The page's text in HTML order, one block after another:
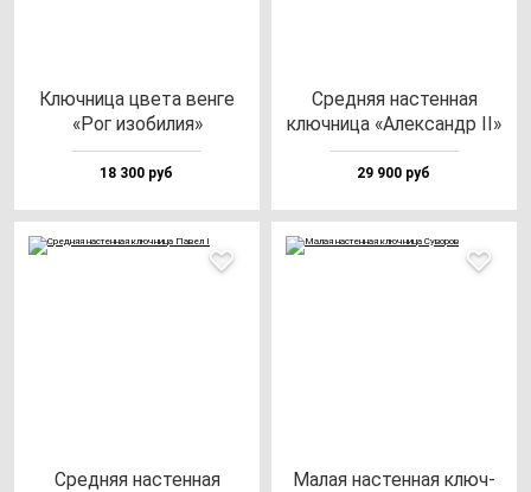
Ключ­ни­ца цве­та вен­ге
«Рог изо­би­лия»
18 300 руб
Сред­няя нас­тен­ная
ключ­ни­ца «Алек­сандр II»
29 900 руб
Сред­няя нас­тен­ная
Малая нас­тен­ная ключ­